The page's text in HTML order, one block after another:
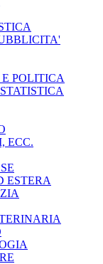
POLITICA
ECC.
ESTERA